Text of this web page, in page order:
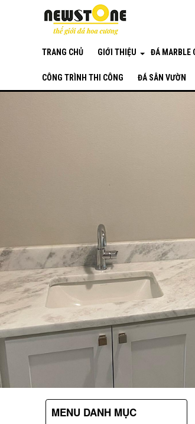
TRANG CHỦ GIỚI THIỆU ĐÁ MARBLE
CÔNG TRÌNH THI CÔNG ĐÁ SÂN VƯỜN
MENU DANH MỤC